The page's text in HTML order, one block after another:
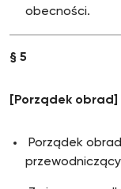
obecności.
§ 5
[Porządek obrad]
Porządek